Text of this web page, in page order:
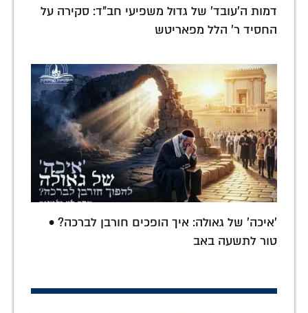
דמות ה'עובד' של גדול משפיעי חב"ד: סקירה על
החסיד ר' הלל מפאריטש
'איכה' של גאולה: איך הופכים חורבן לברכה? •
טור לתשעה באב